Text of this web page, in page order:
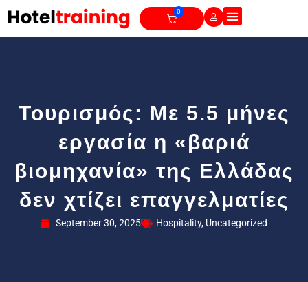
0
Cart
Τουρισμός: Με 5.5 μήνες
εργασία η «βαριά
βιομηχανία» της Ελλάδας
δεν χτίζει επαγγελματίες
September 30, 2025 Hospitality, Uncategorized